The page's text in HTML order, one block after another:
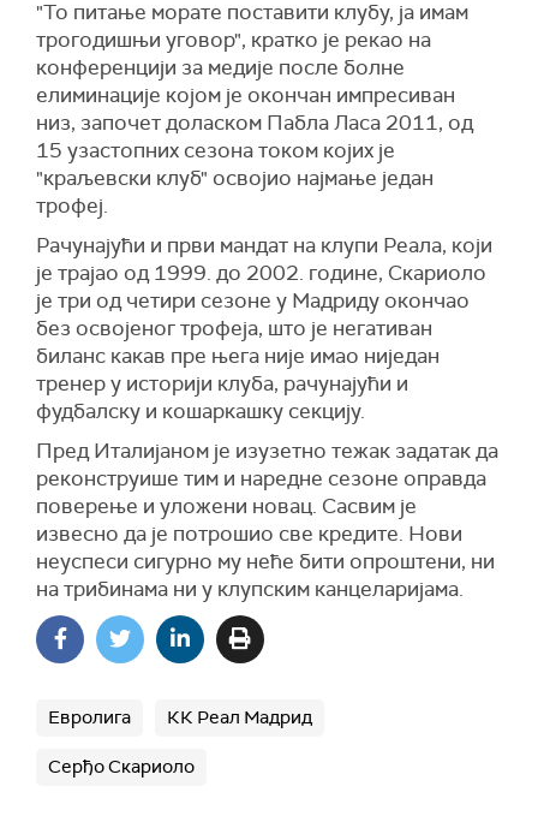
"То питање морате поставити клубу, ја имам
трогодишњи уговор", кратко је рекао на
конференцији за медије после болне
елиминације којом је окончан импресиван
низ, започет доласком Пабла Ласа 2011, од
15 узастопних сезона током којих је
"краљевски клуб" освојио најмање један
трофеј.
Рачунајући и први мандат на клупи Реала, који
је трајао од 1999. до 2002. године, Скариоло
је три од четири сезоне у Мадриду окончао
без освојеног трофеја, што је негативан
биланс какав пре њега није имао ниједан
тренер у историји клуба, рачунајући и
фудбалску и кошаркашку секцију.
Пред Италијаном је изузетно тежак задатак да
реконструише тим и наредне сезоне оправда
поверење и уложени новац. Сасвим је
извесно да је потрошио све кредите. Нови
неуспеси сигурно му неће бити опроштени, ни
на трибинама ни у клупским канцеларијама.
Евролига КК Реал Мадрид
Серђо Скариоло